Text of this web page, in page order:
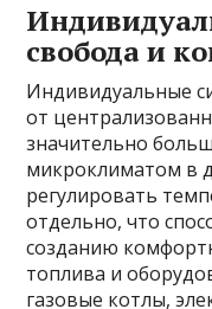
свобода и
Индивидуальные
от
значительно
микроклиматом в
регулировать
отдельно, что
созданию
топлива и
газовые котлы,